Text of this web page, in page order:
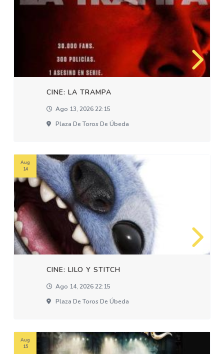
CINE: LA TRAMPA
Ago 13, 2026 22:15
Plaza De Toros De Úbeda
CINE: LILO Y STITCH
Ago 14, 2026 22:15
Plaza De Toros De Úbeda
Aug
14
Aug
15